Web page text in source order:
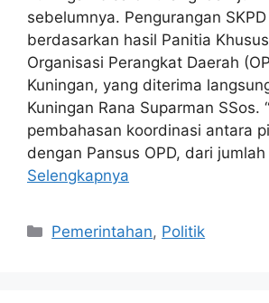
sebelumnya. Pengurangan
berdasarkan hasil Panitia
Organisasi Perangkat Daerah
Kuningan, yang diterima
Kuningan Rana Suparman SSos.
pembahasan koordinasi antara
dengan Pansus OPD, dari
Selengkapnya
Kategori
Pemerintahan, Politik